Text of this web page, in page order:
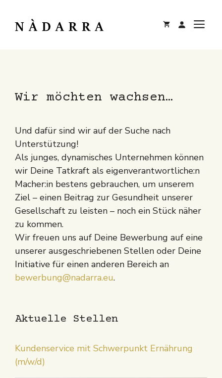
Inhalt
springen
Wir möchten wachsen…
Und dafür sind wir auf der Suche nach
Unterstützung!
Als junges, dynamisches Unternehmen können
wir Deine Tatkraft als eigenverantwortliche:n
Macher:in bestens gebrauchen, um unserem
Ziel – einen Beitrag zur Gesundheit unserer
Gesellschaft zu leisten – noch ein Stück näher
zu kommen.
Wir freuen uns auf Deine Bewerbung auf eine
unserer ausgeschriebenen Stellen oder Deine
Initiative für einen anderen Bereich an
bewerbung@nadarra.eu.
Aktuelle Stellen
Kundenservice mit Schwerpunkt Ernährung
(m/w/d)